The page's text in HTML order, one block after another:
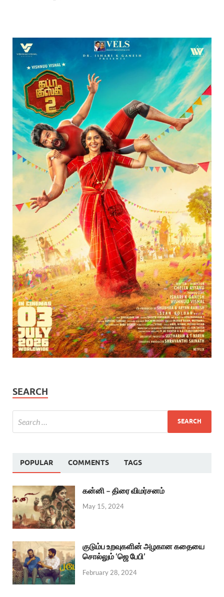
SEARCH
POPULAR COMMENTS TAGS
கன்னி – திரை விமர்சனம்
May 15, 2024
குடும்ப உறவுகளின் அழகான கதையை
சொல்லும் ‘ஜெ பேபி’
February 28, 2024